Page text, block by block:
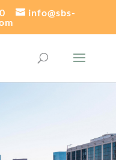
info@sbs-